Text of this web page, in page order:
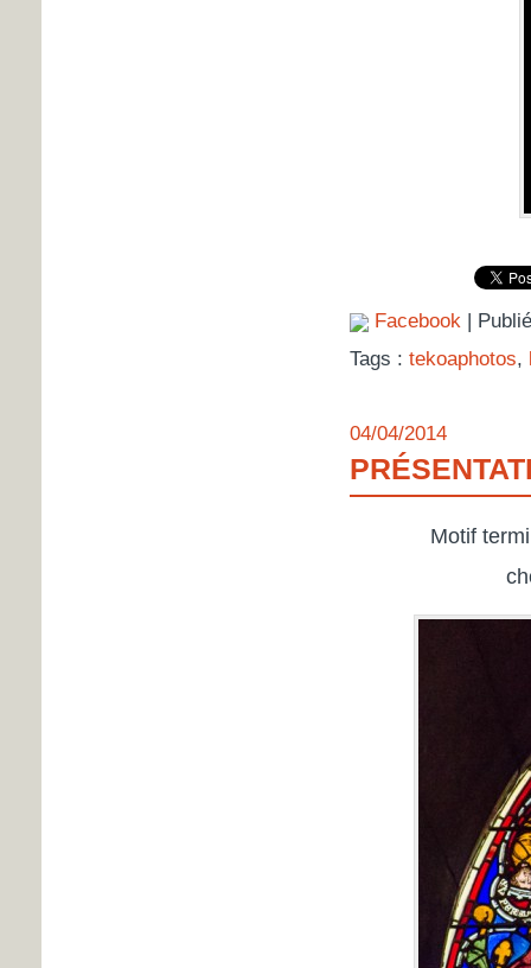
Facebook|
Tags : tekoaphotos,
04/04/2014
Motif